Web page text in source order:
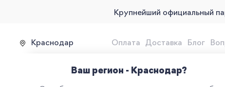
Крупнейший официальный
Краснодар Оплата Доставка Блог
Продажа, подключение и
Ваш регион - Краснодар?